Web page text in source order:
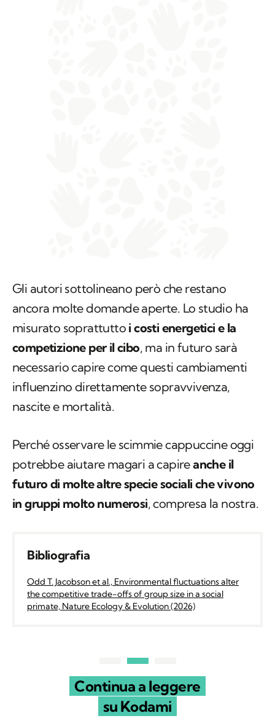
Gli autori sottolineano però che restano
ancora molte domande aperte. Lo studio ha
misurato soprattutto i costi energetici e la
competizione per il cibo, ma in futuro sarà
necessario capire come questi cambiamenti
influenzino direttamente sopravvivenza,
nascite e mortalità.
Perché osservare le scimmie cappuccine oggi
potrebbe aiutare magari a capireanche il
futuro di molte altre specie sociali che vivono
in gruppi molto numerosi, compresa la nostra.
Bibliografia
Odd T. Jacobson et al., Environmental fluctuations alter
the competitive trade-offs of group size in a social
primate, Nature Ecology & Evolution (2026)
Continua a leggere
su Kodami